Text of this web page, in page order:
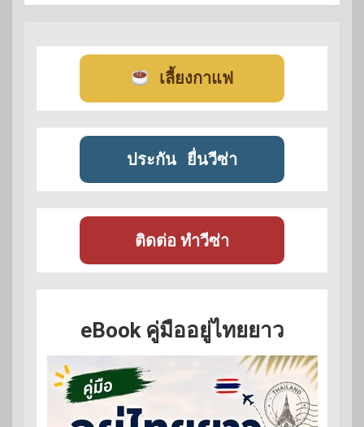
เลี้ยงกาแฟ
ประกัน ยื่นวีซ่า
ติดต่อ ทำวีซ่า
eBook คู่มืออยู่ไทยยาว